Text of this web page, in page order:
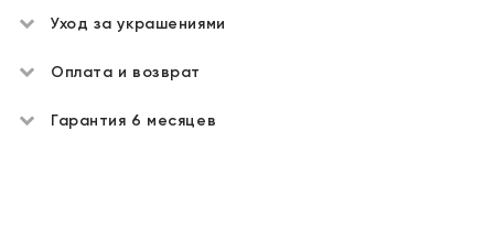
Уход за украшениями
Оплата и возврат
Гарантия 6 месяцев